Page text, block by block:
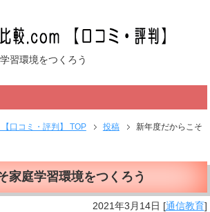
習環境をつくろう
口コミ・評判】 TOP 投稿
新年度だからこそ
家庭学習環境をつくろう
2021年3月14日 [通信教育]